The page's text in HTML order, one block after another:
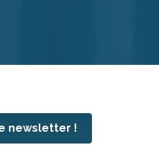
newsletter !